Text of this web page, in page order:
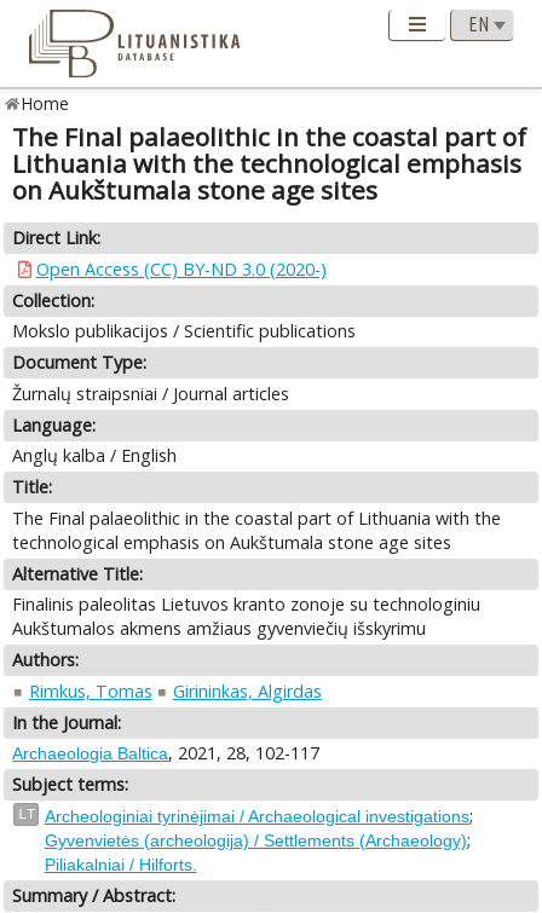
Home
The Final palaeolithic in the coastal part of
Lithuania with the technological emphasis
on Aukštumala stone age sites
Direct Link:
Open Access (CC) BY-ND 3.0 (2020-)
Collection:
Mokslo publikacijos / Scientific publications
Document Type:
Žurnalų straipsniai / Journal articles
Language:
Anglų kalba / English
Title:
The Final palaeolithic in the coastal part of Lithuania with the
technological emphasis on Aukštumala stone age sites
Alternative Title:
Finalinis paleolitas Lietuvos kranto zonoje su technologiniu
Aukštumalos akmens amžiaus gyvenviečių išskyrimu
Authors:
Rimkus, Tomas
Girininkas, Algirdas
In the Journal:
Archaeologia Baltica, 2021, 28, 102-117
Subject terms:
LT Archeologiniai tyrinėjimai / Archaeological investigations;
Gyvenvietės (archeologija) / Settlements (Archaeology);
Piliakalniai / Hilforts.
Summary / Abstract: